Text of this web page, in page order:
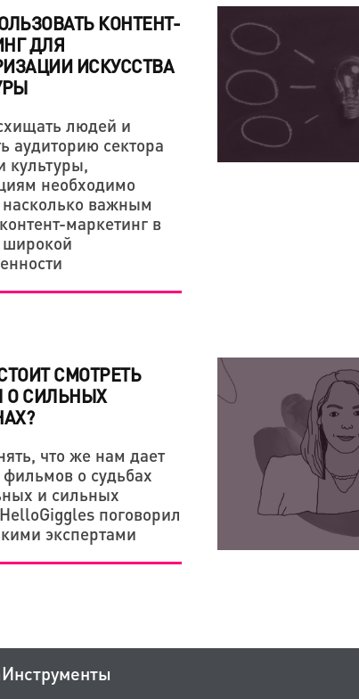
КРЕАТИВНАЯ
«СЕРГЕЙ
ЛЮБОВЬЮ —
КРЕАТИВНАЯ
7 КНИГ,
КОНТЕНТ-
ДЛЯ
ИСКУССТВА
людей и
аудиторию сектора
культуры,
необходимо
насколько важным
маркетинг в
широкой
СМОТРЕТЬ
СИЛЬНЫХ
что же нам дает
о судьбах
и сильных
поговорил
экспертами
Инструменты